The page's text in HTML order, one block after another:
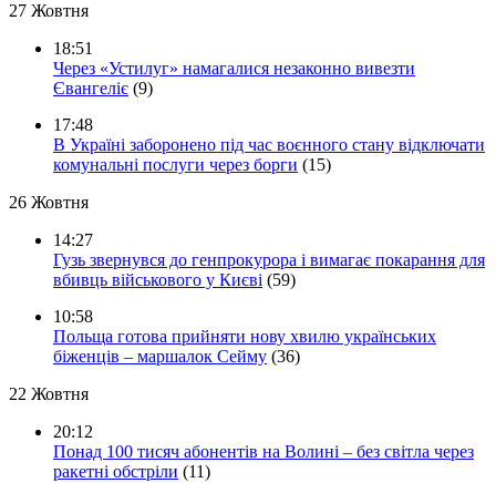
27 Жовтня
18:51
Через «Устилуг» намагалися незаконно вивезти
Євангеліє (9)
17:48
В Україні заборонено під час воєнного стану відключати
комунальні послуги через борги (15)
26 Жовтня
14:27
Гузь звернувся до генпрокурора і вимагає покарання для
вбивць військового у Києві (59)
10:58
Польща готова прийняти нову хвилю українських
біженців – маршалок Сейму (36)
22 Жовтня
20:12
Понад 100 тисяч абонентів на Волині – без світла через
ракетні обстріли (11)